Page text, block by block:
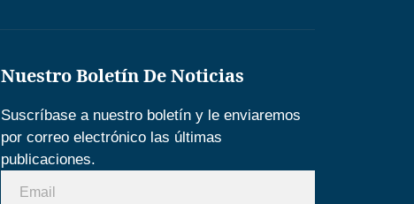
Nuestro Boletín De Noticias
Suscríbase a nuestro boletín y le enviaremos
por correo electrónico las últimas
publicaciones.